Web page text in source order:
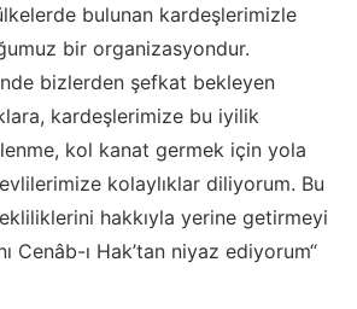
bulunan kardeşlerimizle
bir organizasyondur.
bizlerden şefkat bekleyen
kardeşlerimize bu iyilik
kol kanat germek için yola
kolaylıklar diliyorum. Bu
hakkıyla yerine getirmeyi
Cenâb-ı Hak’tan niyaz ediyorum“